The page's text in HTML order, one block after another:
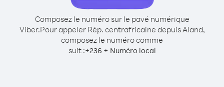
Composez le numéro sur le pavé numérique
Viber.Pour appeler Rép. centrafricaine depuis Aland,
composez le numéro comme
suit :+236 + Numéro local